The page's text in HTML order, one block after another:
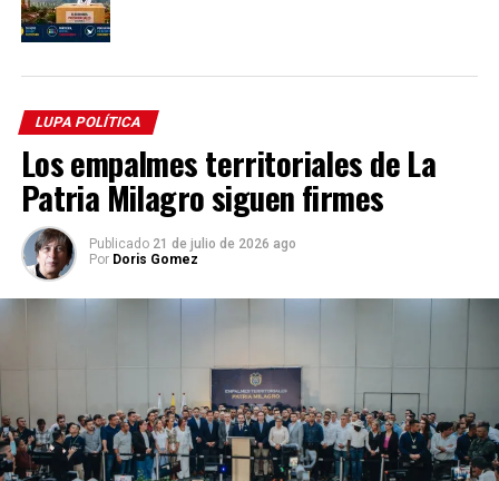
LUPA POLÍTICA
Los empalmes territoriales de La
Patria Milagro siguen firmes
Publicado 21 de julio de 2026 ago
Por Doris Gomez